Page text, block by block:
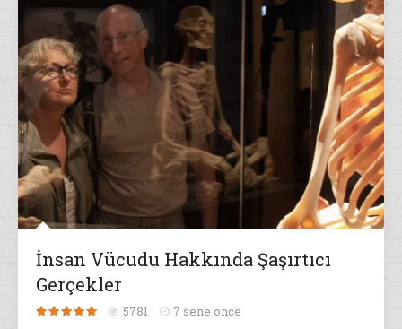
İnsan Vücudu Hakkında Şaşırtıcı
Gerçekler
5781 7 sene önce